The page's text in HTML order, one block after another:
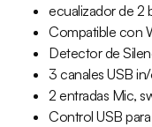
ecualizador de 2
Compatible con
Detector de
3 canales USB
2 entradas Mic,
Control USB